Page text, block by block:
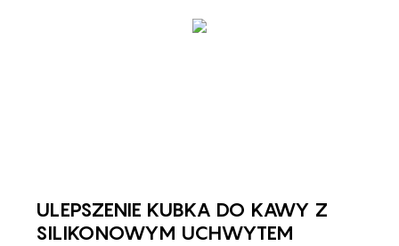
ULEPSZENIE KUBKA DO KAWY Z
SILIKONOWYM UCHWYTEM